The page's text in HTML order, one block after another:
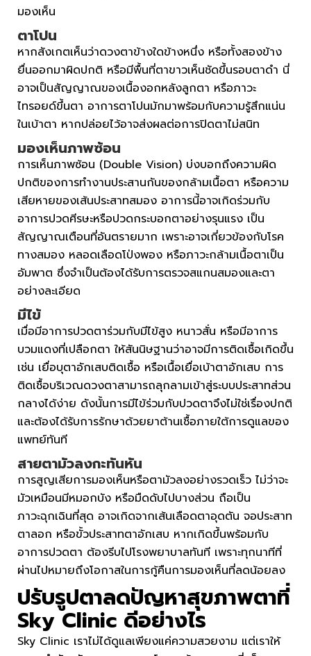
มองเห็น
ตาโปน
หากสังเกตเห็นว่าดวงตาข้างใดข้างหนึ่ง หรือทั้งสองข้าง
ยื่นออกมาผิดปกติ หรือมีพื้นที่ตาขาวเห็นชัดขึ้นรอบตาดำ นี่
อาจเป็นสัญญาณของเนื้องอกหลังลูกตา หรือภาวะ
ไทรอยด์ขึ้นตา อาการตาโปนมักมาพร้อมกับความรู้สึกแน่น
ในเบ้าตา หากปล่อยไว้อาจส่งผลต่อการปิดตาไม่สนิท
มองเห็นภาพซ้อน
การเห็นภาพซ้อน (Double Vision) บ่งบอกถึงความผิด
ปกติของการทำงานประสานกันของกล้ามเนื้อตา หรือความ
เสียหายของเส้นประสาทสมอง อาการนี้อาจเกิดร่วมกับ
อาการปวดศีรษะหรือปวดกระบอกตาอย่างรุนแรง เป็น
สัญญาณเตือนที่อันตรายมาก เพราะอาจเกี่ยวข้องกับโรค
ทางสมอง หลอดเลือดโป่งพอง หรือภาวะกล้ามเนื้อตาเป็น
อัมพาต ซึ่งจำเป็นต้องได้รับการตรวจสแกนสมองและตา
อย่างละเอียด
มีไข้
เมื่อมีอาการปวดตาร่วมกับมีไข้สูง หนาวสั่น หรือมีอาการ
บวมแดงที่เปลือกตา ให้สันนิษฐานว่าอาจมีการติดเชื้อเกิดขึ้น
เช่น เยื่อบุตาอักเสบติดเชื้อ หรือเนื้อเยื่อเบ้าตาอักเสบ การ
ติดเชื้อบริเวณดวงตาสามารถลุกลามเข้าสู่ระบบประสาทส่วน
กลางได้ง่าย ดังนั้นการมีไข้ร่วมกับปวดตาจึงไม่ใช่เรื่องปกติ
และต้องได้รับการรักษาด้วยยาต้านเชื้อภายใต้การดูแลของ
แพทย์ทันที
สายตามัวลงกะทันหัน
การสูญเสียการมองเห็นหรือตามัวลงอย่างรวดเร็ว ไม่ว่าจะ
มัวเหมือนมีหมอกบัง หรือมืดดับไปบางส่วน ถือเป็น
ภาวะฉุกเฉินที่สุด อาจเกิดจากเส้นเลือดตาอุดตัน จอประสาท
ตาลอก หรือขั้วประสาทตาอักเสบ หากเกิดขึ้นพร้อมกับ
อาการปวดตา ต้องรีบไปโรงพยาบาลทันที เพราะทุกนาทีที่
ผ่านไปหมายถึงโอกาสในการกู้คืนการมองเห็นที่ลดน้อยลง
ปรับรูปตาลดปัญหาสุขภาพตาที่
Sky Clinic ดีอย่างไร
Sky Clinic เราไม่ได้ดูแลเพียงแค่ความสวยงาม แต่เราให้